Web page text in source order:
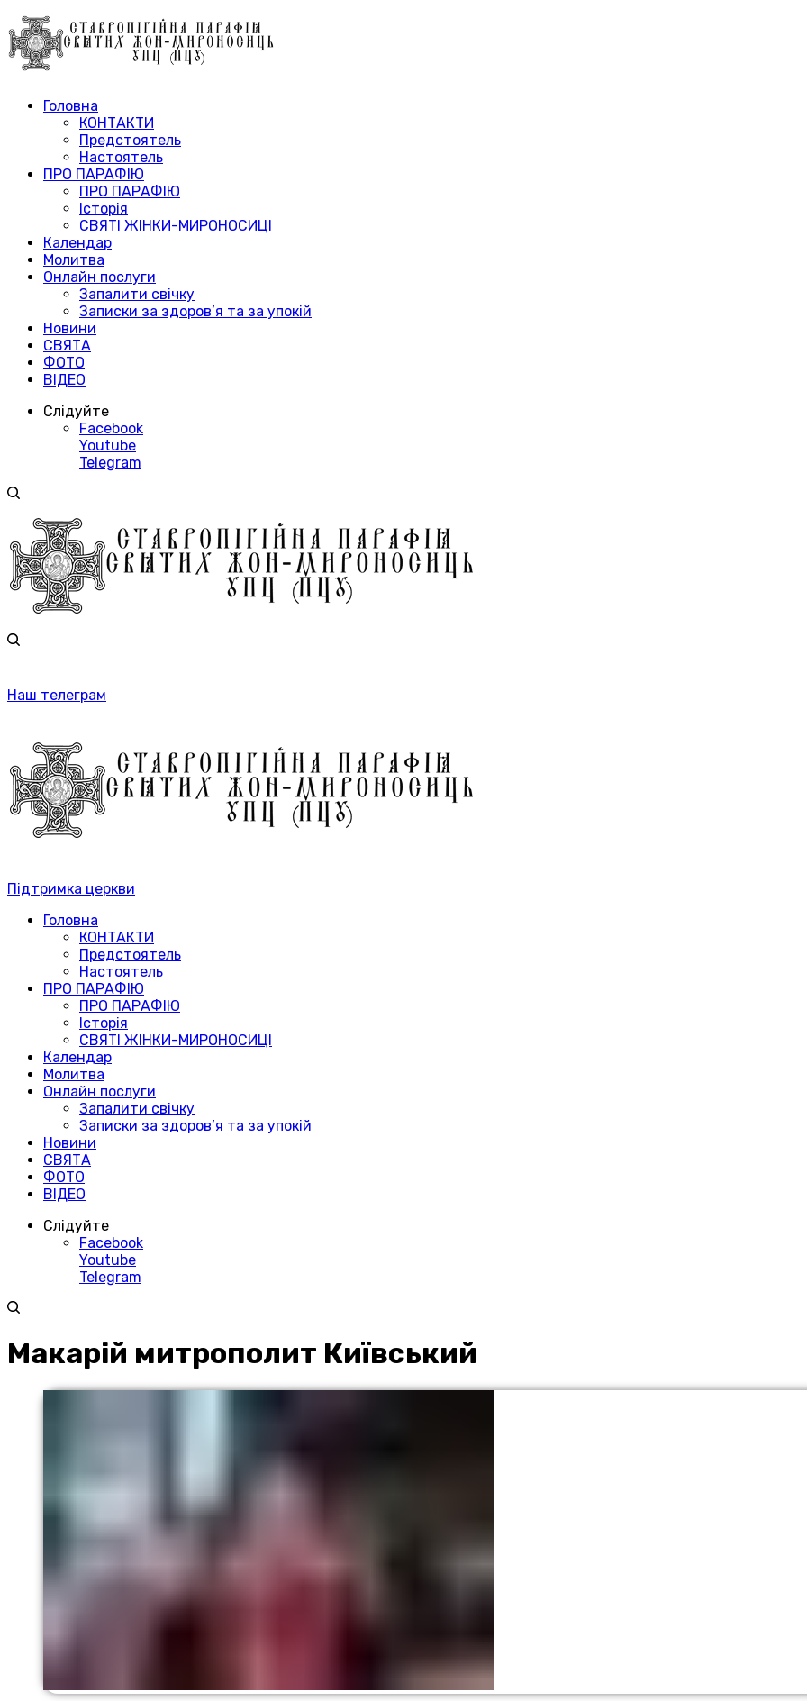
Головна
КОНТАКТИ
Предстоятель
Настоятель
ПРО ПАРАФІЮ
ПРО ПАРАФІЮ
Історія
СВЯТІ ЖІНКИ-МИРОНОСИЦІ
Календар
Молитва
Онлайн послуги
Запалити свічку
Записки за здоров’я та за упокій
Новини
СВЯТА
ФОТО
ВІДЕО
Слідуйте
Facebook
Youtube
Telegram
Наш телеграм
Підтримка церкви
Головна
КОНТАКТИ
Предстоятель
Настоятель
ПРО ПАРАФІЮ
ПРО ПАРАФІЮ
Історія
СВЯТІ ЖІНКИ-МИРОНОСИЦІ
Календар
Молитва
Онлайн послуги
Запалити свічку
Записки за здоров’я та за упокій
Новини
СВЯТА
ФОТО
ВІДЕО
Слідуйте
Facebook
Youtube
Telegram
Макарій митрополит Київський